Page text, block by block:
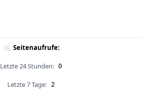
Seitenaufrufe:
Letzte 24 Stunden: 0
Letzte 7 Tage: 2